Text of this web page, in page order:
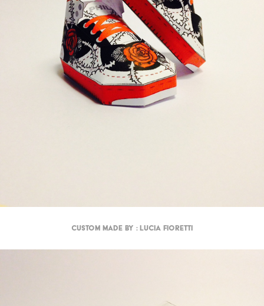
Custom made by : Lucia Fioretti